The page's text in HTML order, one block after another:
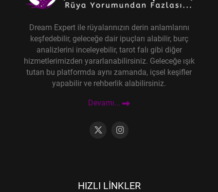
Dream Expert ile rüyalarınızın derin anlamlarını
keşfedebilir, geleceğe dair ipuçları alabilir, burç
analizlerini inceleyebilir, tarot falı gibi diğer
hizmetlerimizden yararlanabilirsiniz. Geleceğe ışık
tutan bu platformda aynı zamanda, içsel keşifler
yapabilir ve rehberlik alabilirsiniz.
Devamı...
HIZLI LINKLER